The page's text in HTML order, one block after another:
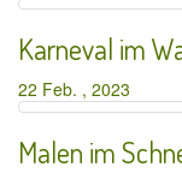
Karneval im
22 Feb. , 2023
Malen im